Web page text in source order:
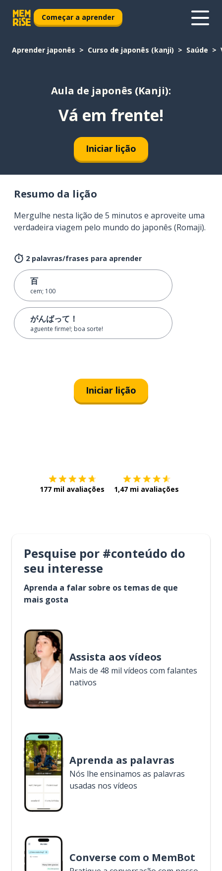
Começar a aprender
Aprender japonês Curso de japonês (kanji) Saúde
Aula de japonês (Kanji):
Vá em frente!
Iniciar lição
Resumo da lição
Mergulhe nesta lição de 5 minutos e aproveite uma
verdadeira viagem pelo mundo do japonês (Romaji).
2 palavras/frases para aprender
百
cem; 100
がんばって！
aguente firme!; boa sorte!
Iniciar lição
177 mil avaliações 1,47 mi avaliações
Pesquise por #conteúdo do
seu interesse
Aprenda a falar sobre os temas de que
mais gosta
Assista aos vídeos
Mais de 48 mil vídeos com falantes
nativos
Aprenda as palavras
Nós lhe ensinamos as palavras
usadas nos vídeos
Converse com o MemBot